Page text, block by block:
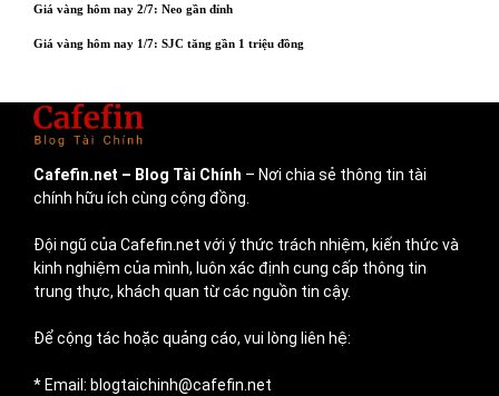
Giá vàng hôm nay 2/7: Neo gần đỉnh
Giá vàng hôm nay 1/7: SJC tăng gần 1 triệu đồng
Cafefin.net – Blog Tài Chính – Nơi chia sẻ thông tin tài
chính hữu ích cùng cộng đồng.
Đội ngũ của Cafefin.net với ý thức trách nhiệm, kiến thức và
kinh nghiệm của mình, luôn xác định cung cấp thông tin
trung thực, khách quan từ các nguồn tin cậy.
Để cộng tác hoặc quảng cáo, vui lòng liên hệ:
* Email: blogtaichinh@cafefin.net